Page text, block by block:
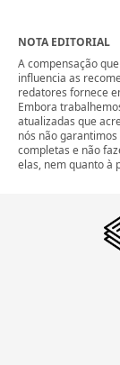
NOTA EDITORIAL
A compensação
influencia as
redatores fornece
Embora
atualizadas que
nós não
completas e não
elas, nem quanto à